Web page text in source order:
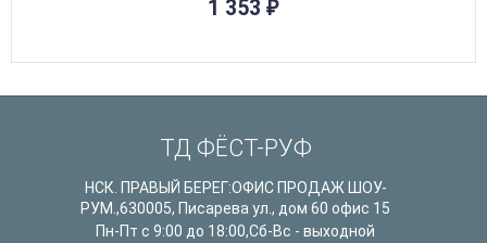
1 353 ₽
ТД ФЁСТ-РУФ
НСК. ПРАВЫЙ БЕРЕГ:ОФИС ПРОДАЖ ШОУ-
РУМ.,630005, Писарева ул., дом 60 офис 15
Пн-Пт с 9:00 до 18:00,Сб-Вс - выходной